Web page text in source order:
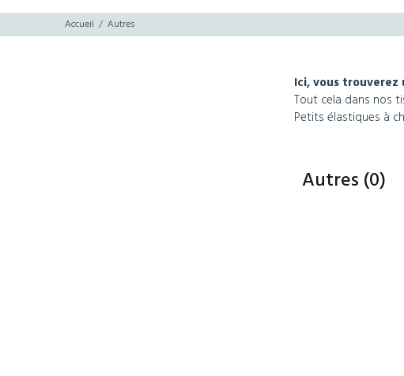
Accueil Autres
Ici, vous
Tout cela dans nos
Petits élastiques à
Autres (0)